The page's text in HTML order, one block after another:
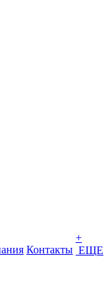
Контакты
+
ЕЩЕ